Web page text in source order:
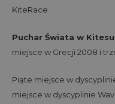
KiteRace
Puchar Świata w
miejsce w Grecji 2008 i
Piąte miejsce w
miejsce w dyscyplinie